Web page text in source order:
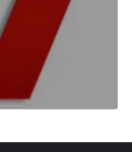
ações de
incentivo ao
com a Vale,